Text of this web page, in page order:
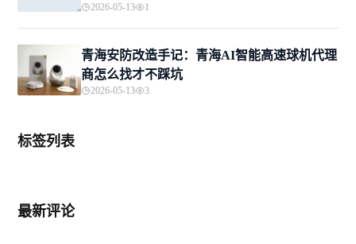
2026-05-13 1
青海安防改造手记：青海AI智能高速球机代理
商怎么找才不踩坑
2026-05-13 3
标签列表
最新评论